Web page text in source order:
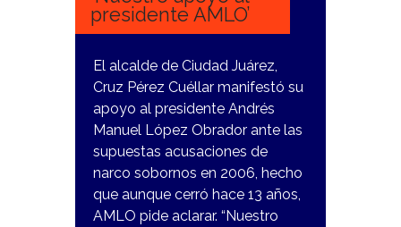
presidente AMLO’
El alcalde de Ciudad Juárez,
Cruz Pérez Cuéllar manifestó su
apoyo al presidente Andrés
Manuel López Obrador ante las
supuestas acusaciones de
narco sobornos en 2006, hecho
que aunque cerró hace 13 años,
AMLO pide aclarar. “Nuestro